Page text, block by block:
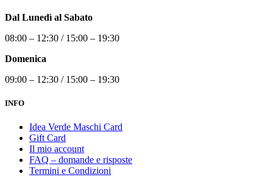
Dal Lunedì al Sabato
08:00 – 12:30 / 15:00 – 19:30
Domenica
09:00 – 12:30 / 15:00 – 19:30
INFO
Idea Verde Maschi Card
Gift Card
Il mio account
FAQ – domande e risposte
Termini e Condizioni